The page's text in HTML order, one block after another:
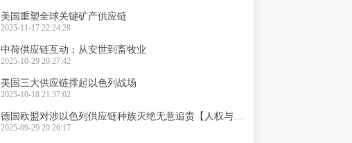
美国重塑全球关键矿产供应链
2025-11-17 22:24:28
中荷供应链互动：从安世到畜牧业
2025-10-29 20:27:42
美国三大供应链撑起以色列战场
2025-10-18 21:37:02
德国欧盟对涉以色列供应链种族灭绝无意追责【人权与供应链】
2025-09-29 20:26:17